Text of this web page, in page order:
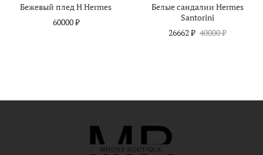
Бежевый плед H Hermes
60000 ₽
Белые сандалии Hermes
Santorini
26662 ₽ 40000 ₽